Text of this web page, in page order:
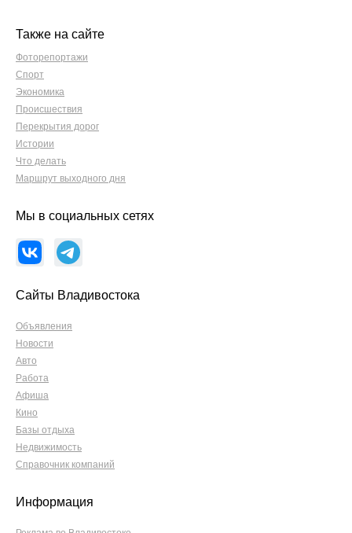
Также на сайте
Фоторепортажи
Спорт
Экономика
Происшествия
Перекрытия дорог
Истории
Что делать
Маршрут выходного дня
Мы в социальных сетях
Сайты Владивостока
Объявления
Новости
Авто
Работа
Афиша
Кино
Базы отдыха
Недвижимость
Справочник компаний
Информация